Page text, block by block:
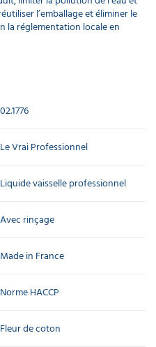
l’emballage et éliminer le
la réglementation locale en
02.1776
Le Vrai Professionnel
Liquide vaisselle professionnel
Avec rinçage
Made in France
Norme HACCP
Fleur de coton